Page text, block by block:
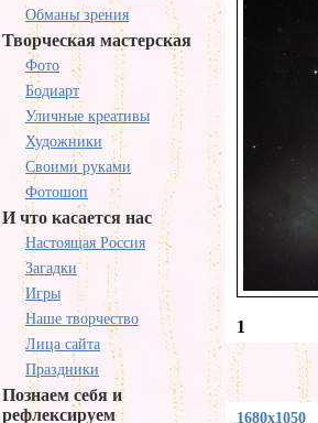
Обманы зрения
Творческая мастерская
Фото
Бодиарт
Уличные креативы
Художники
Своими руками
Фотошоп
И что касается нас
Настоящая Россия
Загадки
Игры
Наше творчество
Лица сайта
Праздники
Познаем себя и
рефлексируем
1
1680x1050